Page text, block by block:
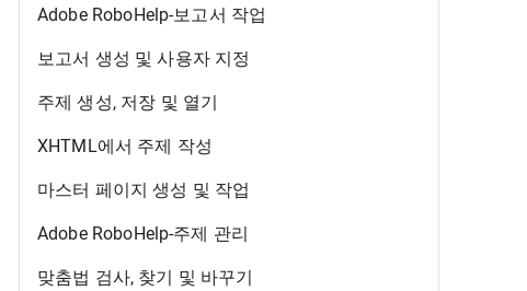
Adobe RoboHelp-보고서 작업
보고서 생성 및 사용자 지정
주제 생성, 저장 및 열기
XHTML에서 주제 작성
마스터 페이지 생성 및 작업
Adobe RoboHelp-주제 관리
맞춤법 검사, 찾기 및 바꾸기